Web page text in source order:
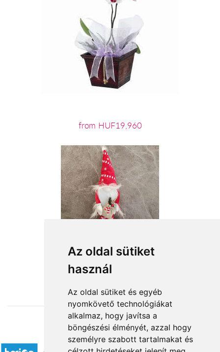
Az oldal sütiket
használ
Az oldal sütiket és egyéb
nyomkövető technológiákat
alkalmaz, hogy javítsa a
böngészési élményét, azzal hogy
személyre szabott tartalmakat és
from HUF19,960
from HUF18,600
Accepted payment methods